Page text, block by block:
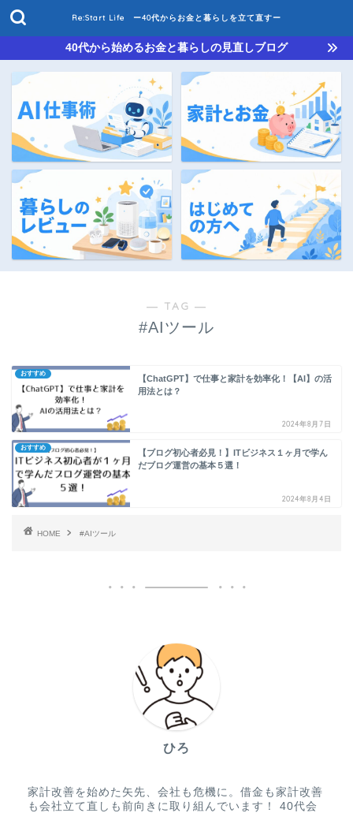
Re:Start Life ー40代からお金と暮らしを立て直すー
40代から始めるお金と暮らしの見直しブログ
― TAG ―
#AIツール
おすすめ
【ChatGPT】で仕事と家計を効率化！【AI】の活
用法とは？
2024年8月7日
おすすめ
【ブログ初心者必見！】ITビジネス１ヶ月で学ん
だブログ運営の基本５選！
2024年8月4日
HOME #AIツール
ひろ
家計改善を始めた矢先、会社も危機に。借金も家計改善
も会社立て直しも前向きに取り組んでいます！ 40代会